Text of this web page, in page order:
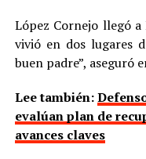
López Cornejo llegó a
vivió en dos lugares
buen padre”, aseguró
Lee también:
evalúan plan de
avances claves